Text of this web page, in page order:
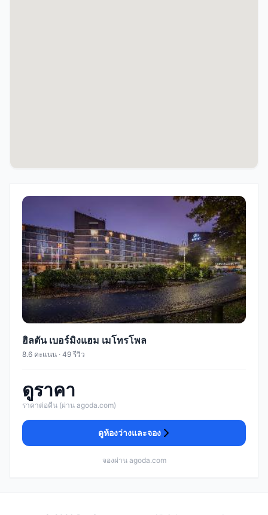
ฮิลตัน เบอร์มิงแฮม เมโทรโพล
8.6 คะแนน · 49 รีวิว
ดูราคา
ราคาต่อคืน (ผ่าน agoda.com)
ดูห้องว่างและจอง
จองผ่าน agoda.com